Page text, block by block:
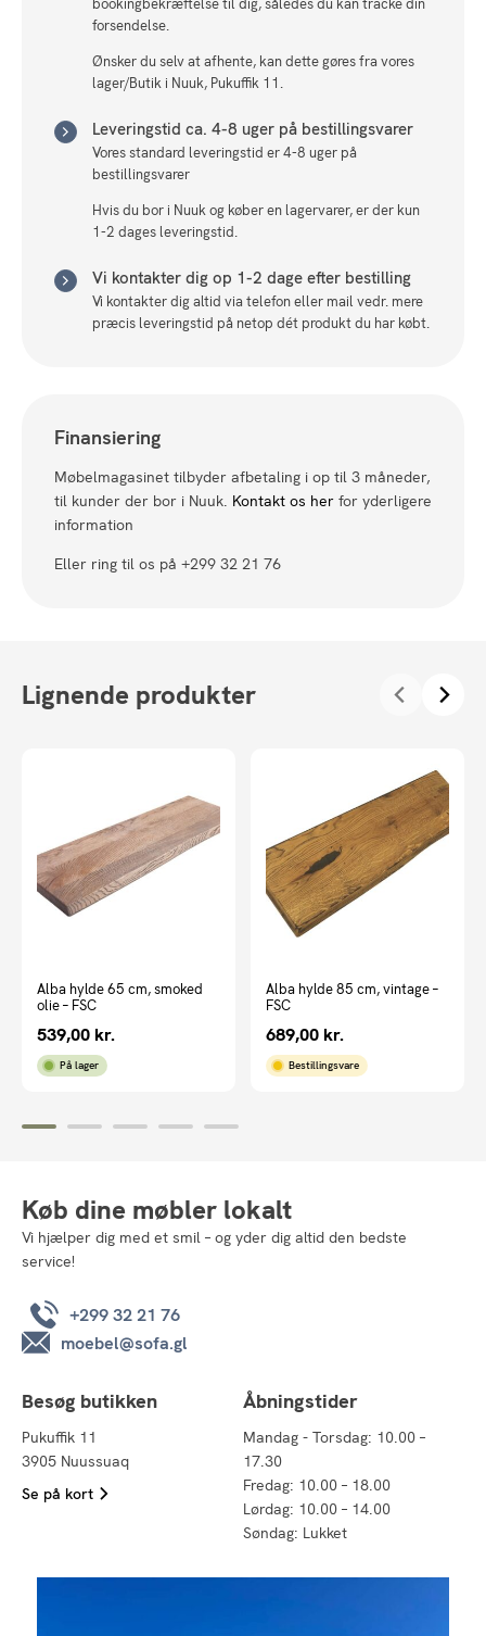
bookingbekræftelse til dig, således du kan tracke din
forsendelse.
Ønsker du selv at afhente, kan dette gøres fra vores
lager/Butik i Nuuk, Pukuffik 11.
Leveringstid ca. 4-8 uger på bestillingsvarer
Vores standard leveringstid er 4-8 uger på
bestillingsvarer
Hvis du bor i Nuuk og køber en lagervarer, er der kun
1-2 dages leveringstid.
Vi kontakter dig op 1-2 dage efter bestilling
Vi kontakter dig altid via telefon eller mail vedr. mere
præcis leveringstid på netop dét produkt du har købt.
Finansiering
Møbelmagasinet tilbyder afbetaling i op til 3 måneder,
til kunder der bor i Nuuk. Kontakt os her for yderligere
information
Eller ring til os på +299 32 21 76
Lignende produkter
Alba hylde 65 cm, smoked
olie – FSC
539,00 kr.
På lager
Alba hylde 85 cm, vintage –
FSC
689,00 kr.
Bestillingsvare
Køb dine møbler lokalt
Vi hjælper dig med et smil – og yder dig altid den bedste
service!
+299 32 21 76
moebel@sofa.gl
Besøg butikken
Pukuffik 11
3905 Nuussuaq
Se på kort
Åbningstider
Mandag - Torsdag: 10.00 –
17.30
Fredag: 10.00 – 18.00
Lørdag: 10.00 – 14.00
Søndag: Lukket